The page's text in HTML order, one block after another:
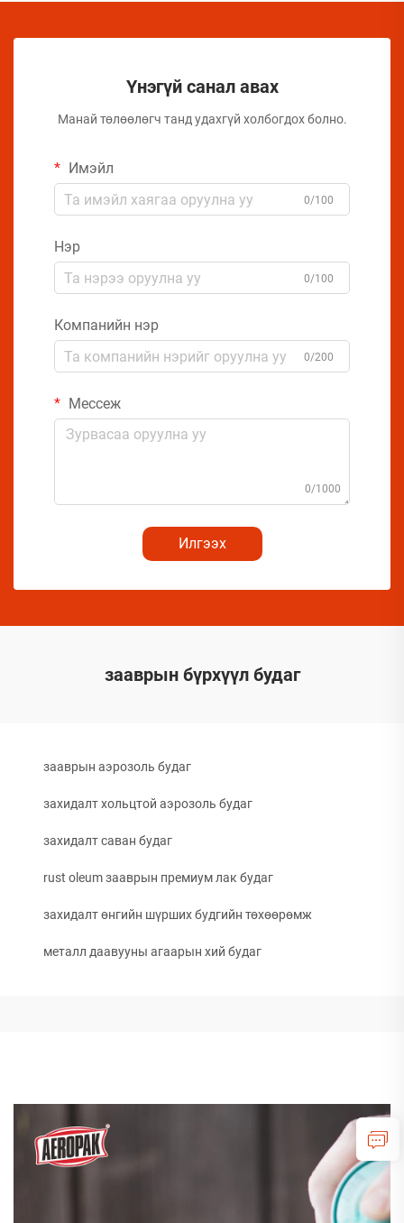
Үнэгүй санал авах
Манай төлөөлөгч танд удахгүй холбогдох болно.
Имэйл
0/100
Нэр
0/100
Компанийн нэр
0/200
Мессеж
0/1000
Илгээх
зааврын бүрхүүл будаг
зааврын аэрозоль будаг
захидалт хольцтой аэрозоль будаг
захидалт саван будаг
rust oleum зааврын премиум лак будаг
захидалт өнгийн шүрших будгийн төхөөрөмж
металл даавууны агаарын хий будаг